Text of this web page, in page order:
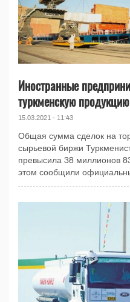
Иностранные
туркменскую
15.03.2021 - 11:43
Общая сумма сделок на
сырьевой биржи
превысила 38 миллионов
этом сообщили